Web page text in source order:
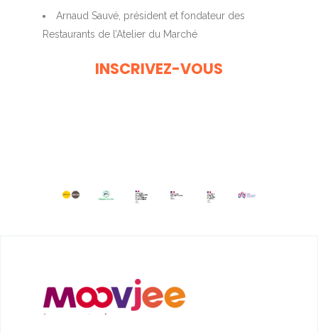
Arnaud Sauvé, président et fondateur des
Restaurants de l’Atelier du Marché
INSCRIVEZ-VOUS